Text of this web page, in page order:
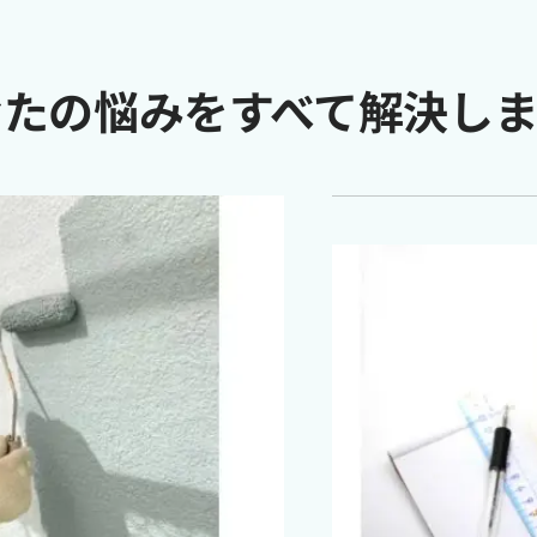
の悩みをすべて解決し